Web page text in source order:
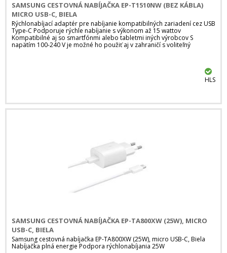
SAMSUNG CESTOVNÁ NABÍJAČKA EP-T1510NW (BEZ KÁBLA)
MICRO USB-C, BIELA
Rýchlonabíjací adaptér pre nabíjanie kompatibilných zariadení cez USB
Type-C Podporuje rýchle nabíjanie s výkonom až 15 wattov
Kompatibilné aj so smartfónmi alebo tabletmi iných výrobcov S
napätím 100-240 V je možné ho použiť aj v zahraničí s voliteľný
HLS
SAMSUNG CESTOVNÁ NABÍJAČKA EP-TA800XW (25W), MICRO
USB-C, BIELA
Samsung cestovná nabíjačka EP-TA800XW (25W), micro USB-C, Biela
Nabíjačka plná energie Podpora rýchlonabíjania 25W